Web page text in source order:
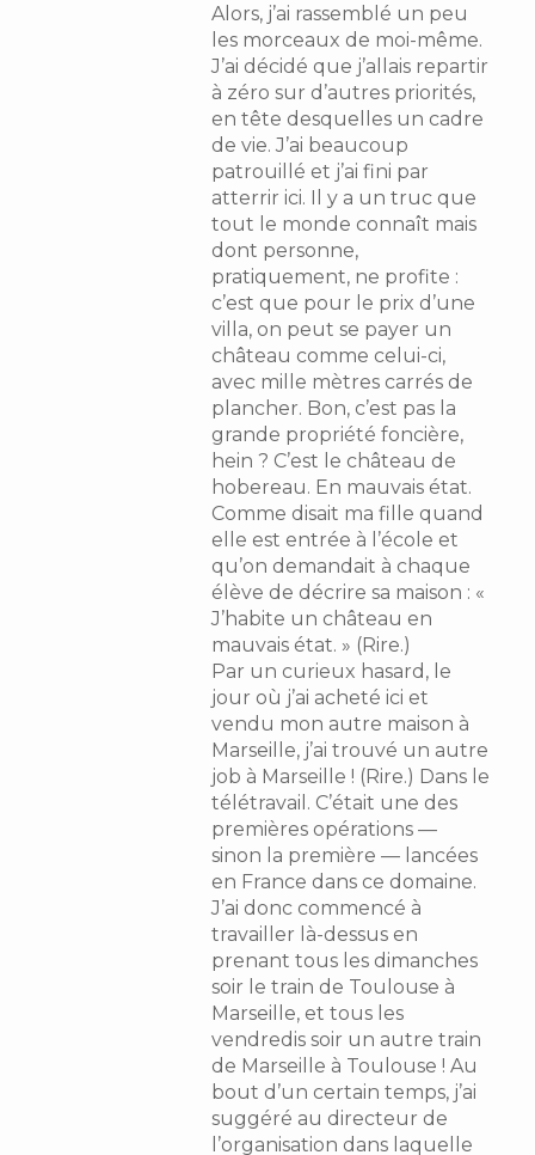
Alors, j’ai rassemblé un peu
les morceaux de moi-même.
J’ai décidé que j’allais repartir
à zéro sur d’autres priorités,
en tête desquelles un cadre
de vie. J’ai beaucoup
patrouillé et j’ai fini par
atterrir ici. Il y a un truc que
tout le monde connaît mais
dont personne,
pratiquement, ne profite :
c’est que pour le prix d’une
villa, on peut se payer un
château comme celui-ci,
avec mille mètres carrés de
plancher. Bon, c’est pas la
grande propriété foncière,
hein ? C’est le château de
hobereau. En mauvais état.
Comme disait ma fille quand
elle est entrée à l’école et
qu’on demandait à chaque
élève de décrire sa maison : «
J’habite un château en
mauvais état. » (Rire.)
Par un curieux hasard, le
jour où j’ai acheté ici et
vendu mon autre maison à
Marseille, j’ai trouvé un autre
job à Marseille ! (Rire.) Dans le
télétravail. C’était une des
premières opérations —
sinon la première — lancées
en France dans ce domaine.
J’ai donc commencé à
travailler là-dessus en
prenant tous les dimanches
soir le train de Toulouse à
Marseille, et tous les
vendredis soir un autre train
de Marseille à Toulouse ! Au
bout d’un certain temps, j’ai
suggéré au directeur de
l’organisation dans laquelle